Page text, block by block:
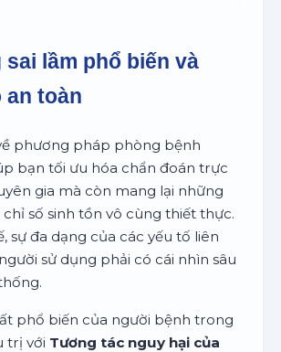
sai lầm phổ biến và
an toàn
phương pháp phòng bệnh
bạn tối ưu hóa chẩn đoán trực
gia mà còn mang lại những
số sinh tồn vô cùng thiết thực.
sự đa dạng của các yếu tố liên
sử dụng phải có cái nhìn sâu
phổ biến của người bệnh trong
trị với Tương tác nguy hại của